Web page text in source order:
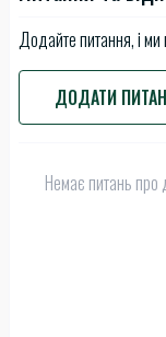
Додайте питання, і
ДОДАТИ
Немає питань про